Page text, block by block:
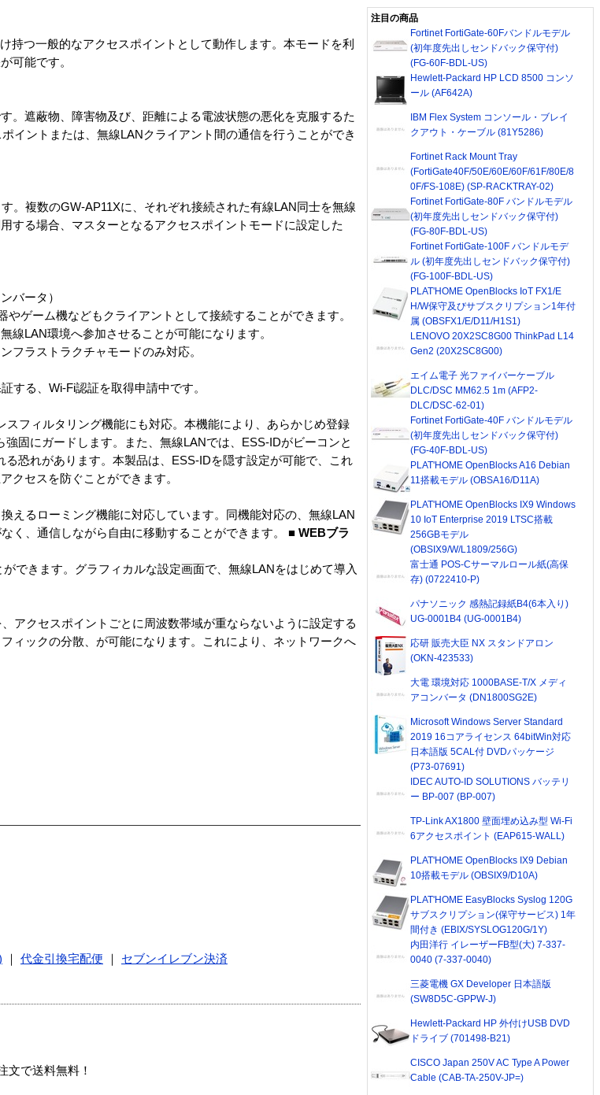
持つ一般的なアクセスポイントとして動作します。本モードを利
可能です。
。遮蔽物、障害物及び、距離による電波状態の悪化を克服するた
イントまたは、無線LANクライアント間の通信を行うことができ
。複数のGW-AP11Xに、それぞれ接続された有線LAN同士を無線
する場合、マスターとなるアクセスポイントモードに設定した
バータ）
ゲーム機などもクライアントとして接続することができます。
線LAN環境へ参加させることが可能になります。
フラストラクチャモードのみ対応。
する、Wi-Fi認証を取得申請中です。
フィルタリング機能にも対応。本機能により、あらかじめ登録
固にガードします。また、無線LANでは、ESS-IDがビーコンと
恐れがあります。本製品は、ESS-IDを隠す設定が可能で、これ
クセスを防ぐことができます。
えるローミング機能に対応しています。同機能対応の、無線LAN
く、通信しながら自由に移動することができます。 ■ WEBブラ
できます。グラフィカルな設定画面で、無線LANをはじめて導入
アクセスポイントごとに周波数帯域が重ならないように設定する
ィックの分散、が可能になります。これにより、ネットワークへ
代金引換宅配便
セブンイレブン決済
文で送料無料！
注目の商品
Fortinet FortiGate-60Fバンドルモデル
(初年度先出しセンドバック保守付)
(FG-60F-BDL-US)
Hewlett-Packard HP LCD 8500 コンソ
ール (AF642A)
IBM Flex System コンソール・ブレイ
クアウト・ケーブル (81Y5286)
Fortinet Rack Mount Tray
(FortiGate40F/50E/60E/60F/61F/80E/8
0F/FS-108E) (SP-RACKTRAY-02)
Fortinet FortiGate-80F バンドルモデル
(初年度先出しセンドバック保守付)
(FG-80F-BDL-US)
Fortinet FortiGate-100F バンドルモデ
ル (初年度先出しセンドバック保守付)
(FG-100F-BDL-US)
PLAT'HOME OpenBlocks IoT FX1/E
H/W保守及びサブスクリプション1年付
属 (OBSFX1/E/D11/H1S1)
LENOVO 20X2SC8G00 ThinkPad L14
Gen2 (20X2SC8G00)
エイム電子 光ファイバーケーブル
DLC/DSC MM62.5 1m (AFP2-
DLC/DSC-62-01)
Fortinet FortiGate-40F バンドルモデル
(初年度先出しセンドバック保守付)
(FG-40F-BDL-US)
PLAT'HOME OpenBlocks A16 Debian
11搭載モデル (OBSA16/D11A)
PLAT'HOME OpenBlocks IX9 Windows
10 IoT Enterprise 2019 LTSC搭載
256GBモデル
(OBSIX9/W/L1809/256G)
富士通 POS-Cサーマルロール紙(高保
存) (0722410-P)
パナソニック 感熱記録紙B4(6本入り)
UG-0001B4 (UG-0001B4)
応研 販売大臣 NX スタンドアロン
(OKN-423533)
大電 環境対応 1000BASE-T/X メディ
アコンバータ (DN1800SG2E)
Microsoft Windows Server Standard
2019 16コアライセンス 64bitWin対応
日本語版 5CAL付 DVDパッケージ
(P73-07691)
IDEC AUTO-ID SOLUTIONS バッテリ
ー BP-007 (BP-007)
TP-Link AX1800 壁面埋め込み型 Wi-Fi
6アクセスポイント (EAP615-WALL)
PLAT'HOME OpenBlocks IX9 Debian
10搭載モデル (OBSIX9/D10A)
PLAT'HOME EasyBlocks Syslog 120G
サブスクリプション(保守サービス) 1年
間付き (EBIX/SYSLOG120G/1Y)
内田洋行 イレーザーFB型(大) 7-337-
0040 (7-337-0040)
三菱電機 GX Developer 日本語版
(SW8D5C-GPPW-J)
Hewlett-Packard HP 外付けUSB DVD
ドライブ (701498-B21)
CISCO Japan 250V AC Type A Power
Cable (CAB-TA-250V-JP=)